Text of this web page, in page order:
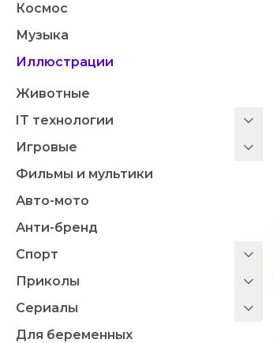
Космос
Музыка
Иллюстрации
Животные
IT технологии
Игровые
Фильмы и мультики
Авто-мото
Анти-бренд
Спорт
Приколы
Сериалы
Для беременных